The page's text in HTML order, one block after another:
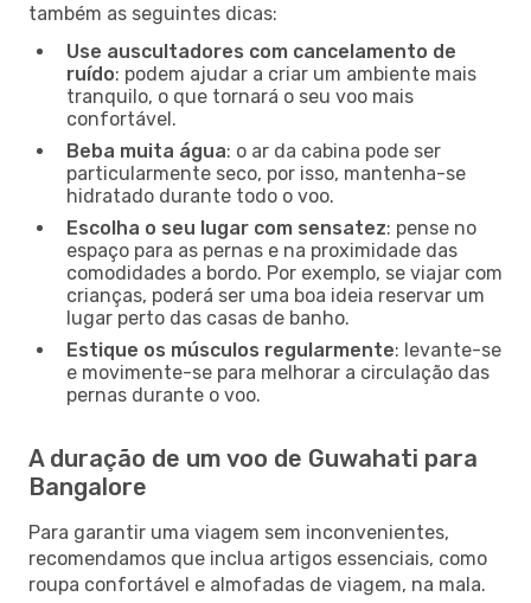
também as seguintes dicas:
Use auscultadores com cancelamento de
ruído: podem ajudar a criar um ambiente mais
tranquilo, o que tornará o seu voo mais
confortável.
Beba muita água: o ar da cabina pode ser
particularmente seco, por isso, mantenha-se
hidratado durante todo o voo.
Escolha o seu lugar com sensatez: pense no
espaço para as pernas e na proximidade das
comodidades a bordo. Por exemplo, se viajar com
crianças, poderá ser uma boa ideia reservar um
lugar perto das casas de banho.
Estique os músculos regularmente: levante-se
e movimente-se para melhorar a circulação das
pernas durante o voo.
A duração de um voo de Guwahati para
Bangalore
Para garantir uma viagem sem inconvenientes,
recomendamos que inclua artigos essenciais, como
roupa confortável e almofadas de viagem, na mala.